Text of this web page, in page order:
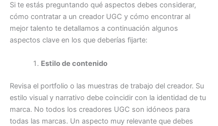
Si te estás preguntando qué aspectos debes considerar,
cómo contratar a un creador UGC y cómo encontrar al
mejor talento te detallamos a continuación algunos
aspectos clave en los que deberías fijarte:
Estilo de contenido
Revisa el portfolio o las muestras de trabajo del creador. Su
estilo visual y narrativo debe coincidir con la identidad de tu
marca. No todos los creadores UGC son idóneos para
todas las marcas. Un aspecto muy relevante que debes